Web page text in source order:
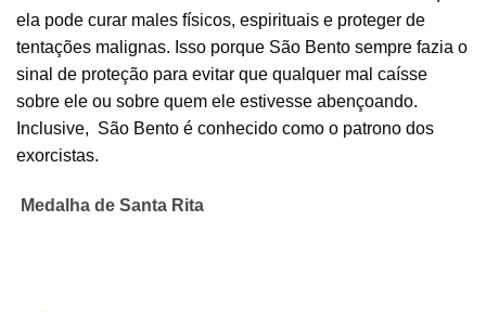
ela pode curar males físicos, espirituais e proteger de
tentações malignas. Isso porque São Bento sempre fazia o
sinal de proteção para evitar que qualquer mal caísse
sobre ele ou sobre quem ele estivesse abençoando.
Inclusive, São Bento é conhecido como o patrono dos
exorcistas.
Medalha de Santa Rita